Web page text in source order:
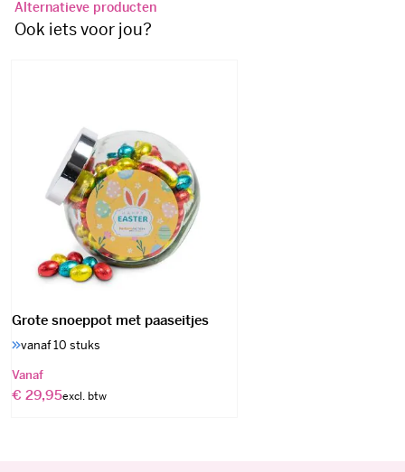
Grote snoeppot met paaseitjes
vanaf 10 stuks
€ 29,95